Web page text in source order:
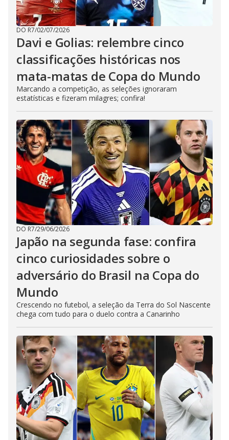
DO R7/02/07/2026
Davi e Golias: relembre cinco
classificações históricas nos
mata-matas de Copa do Mundo
Marcando a competição, as seleções ignoraram
estatísticas e fizeram milagres; confira!
DO R7/29/06/2026
Japão na segunda fase: confira
cinco curiosidades sobre o
adversário do Brasil na Copa do
Mundo
Crescendo no futebol, a seleção da Terra do Sol Nascente
chega com tudo para o duelo contra a Canarinho